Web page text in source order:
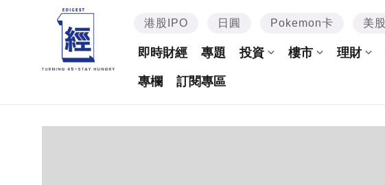
港股IPO 日圓 Pokemon卡 美
即時財經 專題 投資 樓市 理財
專欄 訂閱專區